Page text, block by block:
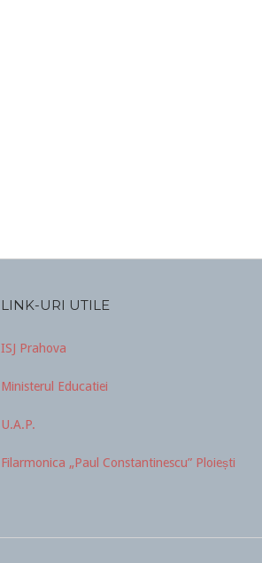
LINK-URI UTILE
ISJ Prahova
Ministerul Educatiei
U.A.P.
Filarmonica „Paul Constantinescu” Ploiești